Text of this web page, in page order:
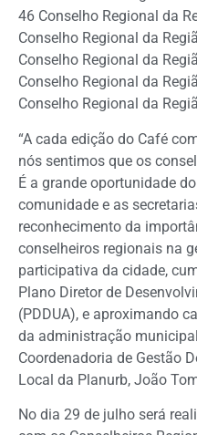
46 Conselho Regional da
Conselho Regional da
Conselho Regional da
Conselho Regional da
Conselho Regional da
“A cada edição do Café
nós sentimos que os
É a grande oportunidade
comunidade e as
reconhecimento da
conselheiros regionais na
participativa da cidade,
Plano Diretor de
(PDDUA), e aproximando
da administração
Coordenadoria de Gestão
Local da Planurb, João
No dia 29 de julho será